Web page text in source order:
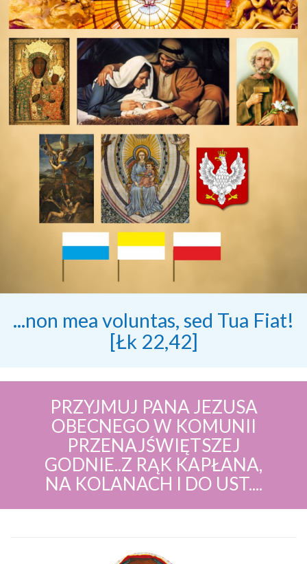
...non mea voluntas, sed Tua Fiat!
[Łk 22,42]
PRZYJMUJ PANA JEZUSA
OBECNEGO W KOMUNII
PRZENAJŚWIĘTSZEJ
GODNIE..Z RĄK KAPŁANA,
NA KOLANACH I DO UST....